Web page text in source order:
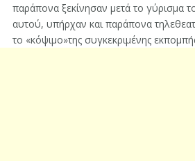
παράπονα ξεκίνησαν μετά το γύρισμα
αυτού, υπήρχαν και παράπονα
το «κόψιμο»της συγκεκριμένης